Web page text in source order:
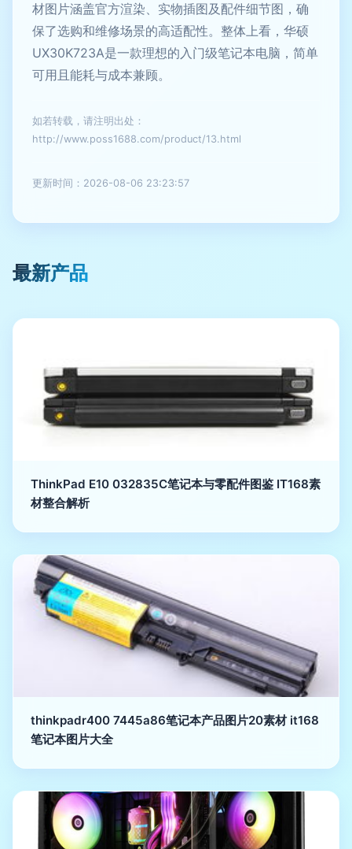
材图片涵盖官方渲染、实物插图及配件细节图，确
保了选购和维修场景的高适配性。整体上看，华硕
UX30K723A是一款理想的入门级笔记本电脑，简单
可用且能耗与成本兼顾。
如若转载，请注明出处：
http://www.poss1688.com/product/13.html
更新时间：2026-08-06 23:23:57
最新产品
ThinkPad E10 032835C笔记本与零配件图鉴 IT168素
材整合解析
thinkpadr400 7445a86笔记本产品图片20素材 it168
笔记本图片大全